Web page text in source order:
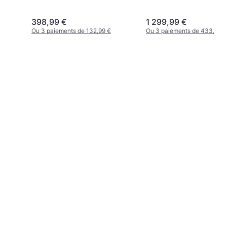
398,99 €
Ou 3 paiements de 132,99 €
1 299,99 €
Ou 3 paiements de 433,33 €